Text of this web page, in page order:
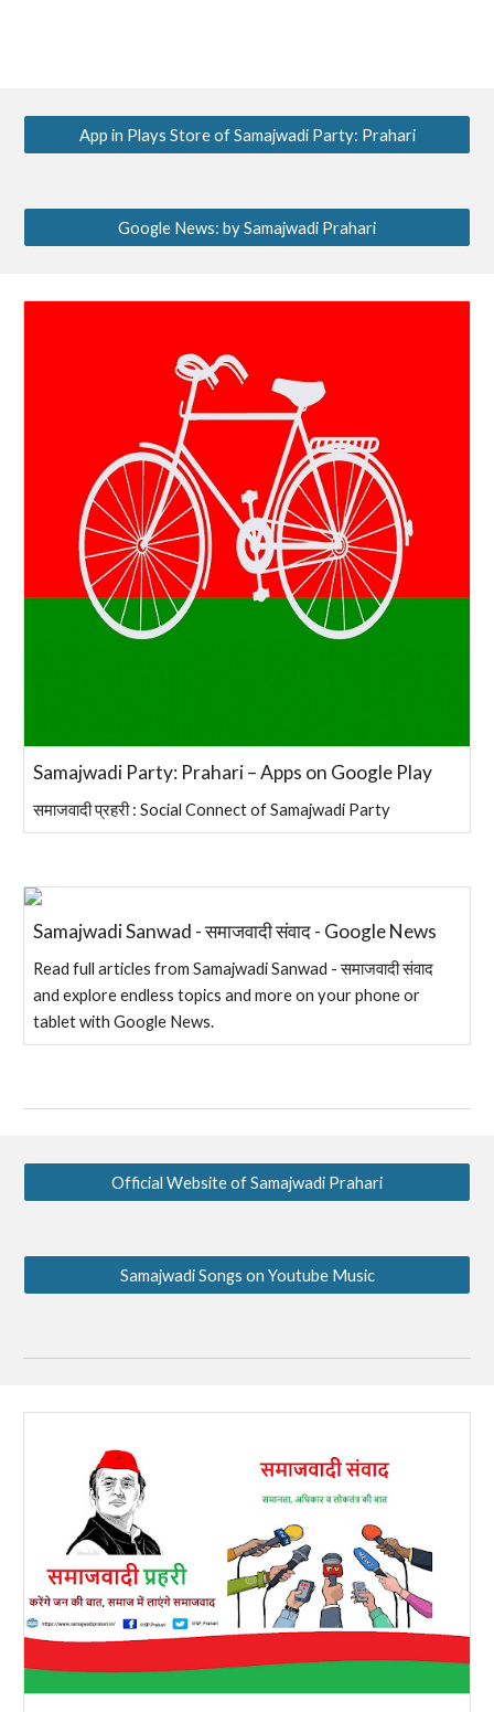
App in Plays Store of Samajwadi Party: Prahari
Google News: by Samajwadi Prahari
Samajwadi Party: Prahari – Apps on Google Play
समाजवादी प्रहरी : Social Connect of Samajwadi Party
Samajwadi Sanwad - समाजवादी संवाद - Google News
Read full articles from Samajwadi Sanwad - समाजवादी संवाद
and explore endless topics and more on your phone or
tablet with Google News.
Official Website of Samajwadi Prahari
Samajwadi Songs on Youtube Music